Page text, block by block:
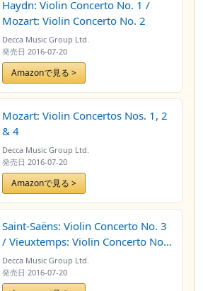
Haydn: Violin Concerto No. 1 /
Mozart: Violin Concerto No. 2
Decca Music Group Ltd.
発売日 2016-07-20
Amazonで見る >
Mozart: Violin Concertos Nos. 1, 2
& 4
Decca Music Group Ltd.
発売日 2016-07-20
Amazonで見る >
Saint-Saëns: Violin Concerto No. 3
/ Vieuxtemps: Violin Concerto No.
5 / Ysaÿe: Solo Violin Sonata No. 5
Decca Music Group Ltd.
発売日 2016-07-20